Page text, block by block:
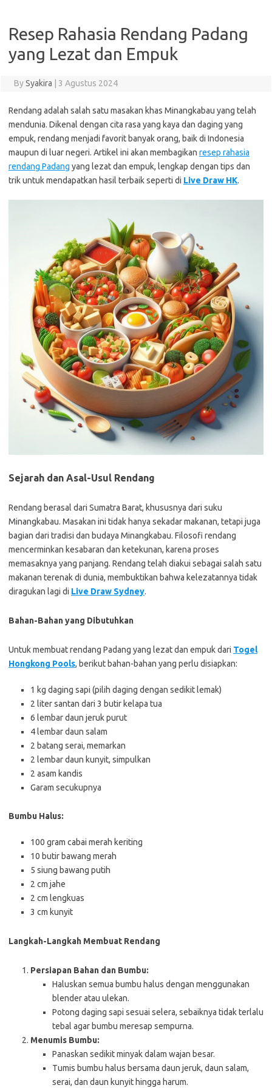
Resep Rahasia Rendang Padang
yang Lezat dan Empuk
BySyakira 3 Agustus 2024
Rendang adalah salah satu masakan khas Minangkabau yang telah
mendunia. Dikenal dengan cita rasa yang kaya dan daging yang
empuk, rendang menjadi favorit banyak orang, baik di Indonesia
maupun di luar negeri. Artikel ini akan membagikan resep rahasia
rendang Padang yang lezat dan empuk, lengkap dengan tips dan
trik untuk mendapatkan hasil terbaik seperti di Live Draw HK.
Sejarah dan Asal-Usul Rendang
Rendang berasal dari Sumatra Barat, khususnya dari suku
Minangkabau. Masakan ini tidak hanya sekadar makanan, tetapi juga
bagian dari tradisi dan budaya Minangkabau. Filosofi rendang
mencerminkan kesabaran dan ketekunan, karena proses
memasaknya yang panjang. Rendang telah diakui sebagai salah satu
makanan terenak di dunia, membuktikan bahwa kelezatannya tidak
diragukan lagi di Live Draw Sydney.
Bahan-Bahan yang Dibutuhkan
Untuk membuat rendang Padang yang lezat dan empuk dari Togel
Hongkong Pools, berikut bahan-bahan yang perlu disiapkan:
1 kg daging sapi (pilih daging dengan sedikit lemak)
2 liter santan dari 3 butir kelapa tua
6 lembar daun jeruk purut
4 lembar daun salam
2 batang serai, memarkan
2 lembar daun kunyit, simpulkan
2 asam kandis
Garam secukupnya
Bumbu Halus:
100 gram cabai merah keriting
10 butir bawang merah
5 siung bawang putih
2 cm jahe
2 cm lengkuas
3 cm kunyit
Langkah-Langkah Membuat Rendang
Persiapan Bahan dan Bumbu:
Haluskan semua bumbu halus dengan menggunakan
blender atau ulekan.
Potong daging sapi sesuai selera, sebaiknya tidak terlalu
tebal agar bumbu meresap sempurna.
Menumis Bumbu:
Panaskan sedikit minyak dalam wajan besar.
Tumis bumbu halus bersama daun jeruk, daun salam,
serai, dan daun kunyit hingga harum.